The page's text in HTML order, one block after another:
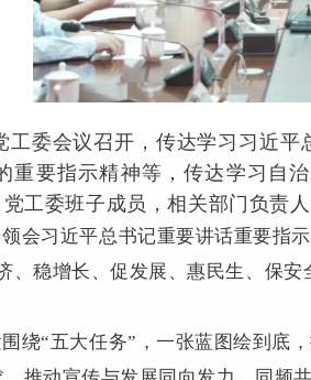
工委会议召开，传达学习习近
重要指示精神等，传达学习自
工委班子成员，相关部门负责人
会习近平总书记重要讲话重要指
、稳增长、促发展、惠民生、保
绕“五大任务”，一张蓝图绘到底